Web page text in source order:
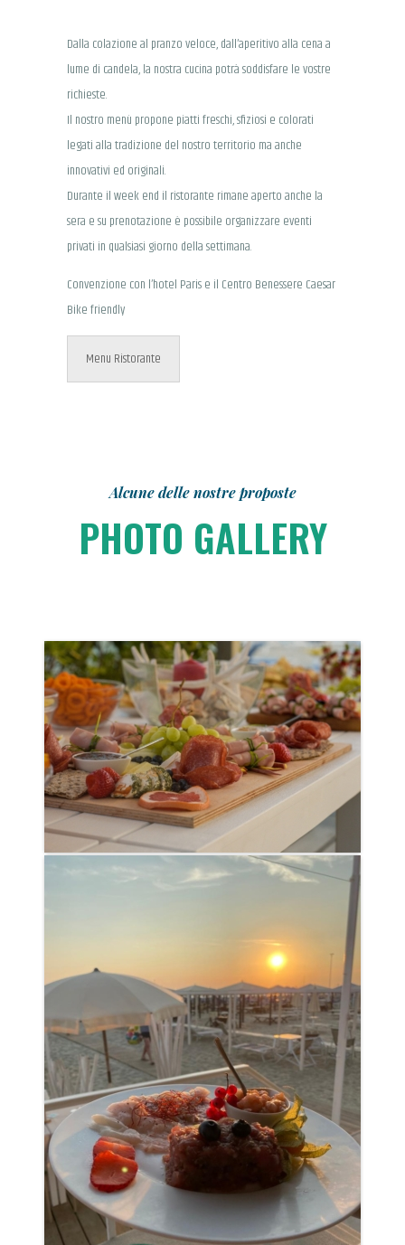
Dalla colazione al pranzo veloce, dall’aperitivo alla cena a
lume di candela, la nostra cucina potrà soddisfare le vostre
richieste.
Il nostro menù propone piatti freschi, sfiziosi e colorati
legati alla tradizione del nostro territorio ma anche
innovativi ed originali.
Durante il week end il ristorante rimane aperto anche la
sera e su prenotazione è possibile organizzare eventi
privati in qualsiasi giorno della settimana.
Convenzione con l’hotel Paris e il Centro Benessere Caesar
Bike friendly
Menu Ristorante
Alcune delle nostre proposte
PHOTO GALLERY